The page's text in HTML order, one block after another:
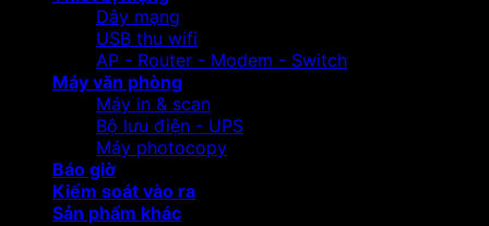
Dây mạng
USB thu wifi
AP - Router - Modem - Switch
Máy văn phòng
Máy in & scan
Bộ lưu điện - UPS
Máy photocopy
Báo giờ
Kiểm soát vào ra
Sản phẩm khác